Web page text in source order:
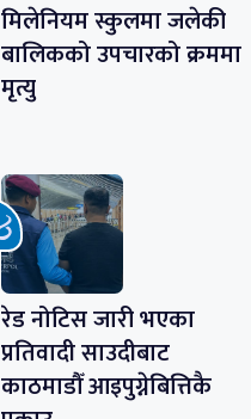
मिलेनियम स्कुलमा जलेकी
बालिकको उपचारको क्रममा
मृत्यु
रेड नोटिस जारी भएका
प्रतिवादी साउदीबाट
काठमाडौँ आइपुग्नेबित्तिकै